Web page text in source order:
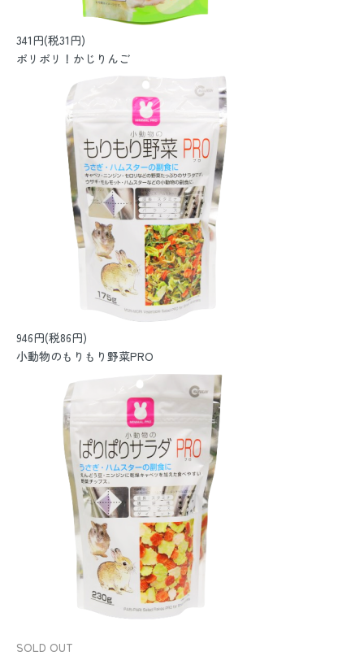
341円(税31円)
ポリポリ！かじりんご
946円(税86円)
小動物のもりもり野菜PRO
SOLD OUT